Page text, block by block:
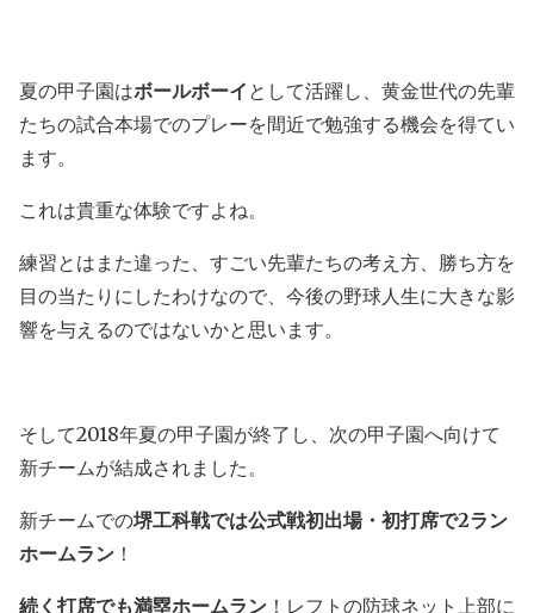
夏の甲子園はボールボーイ として活躍し、黄金世代の先輩
たちの試合本場でのプレーを間近で勉強する機会を得てい
ます。
これは貴重な体験ですよね。
練習とはまた違った、すごい先輩たちの考え方、勝ち方を
目の当たりにしたわけなので、今後の野球人生に大きな影
響を与えるのではないかと思います。
そして2018年夏の甲子園が終了し、次の甲子園へ向けて
新チームが結成されました。
新チームでの堺工科戦では公式戦初出場・初打席で2ラン
ホームラン ！
続く打席でも満塁ホームラン ！レフトの防球ネット上部に